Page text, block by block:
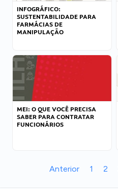
INFOGRÁFICO:
SUSTENTABILIDADE PARA
FARMÁCIAS DE
MANIPULAÇÃO
MEI: O QUE VOCÊ PRECISA
SABER PARA CONTRATAR
FUNCIONÁRIOS
Anterior 1 2